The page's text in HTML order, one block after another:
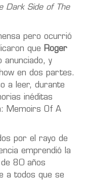
Dark Side of The
pero ocurrió
que Roger
anunciado, y
en dos partes.
a leer, durante
inéditas
Memoirs Of A
por el rayo de
emprendió la
80 años
a todos que se